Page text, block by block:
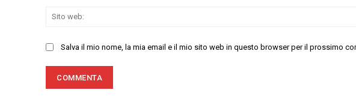
Salva il mio nome, la mia email e il mio sito web in questo browser per il prossimo